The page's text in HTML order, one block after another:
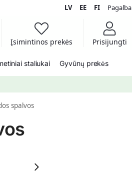
LV EE FI Pagalba
Įsimintinos prekės Prisijungti
staliukai Gyvūnų prekės
spalvos